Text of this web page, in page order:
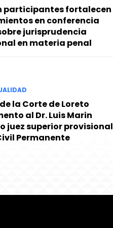
participantes fortalecen
en conferencia
jurisprudencia
en materia penal
la Corte de Loreto
al Dr. Luis Marin
juez superior provisional
Permanente